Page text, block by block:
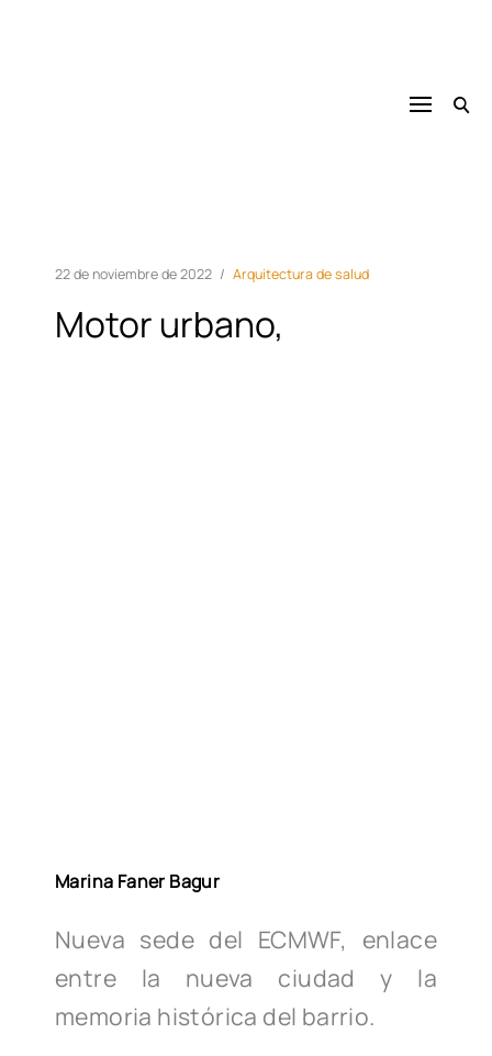
22 de noviembre de 2022 Arquitectura de salud
Motor urbano,
Marina Faner Bagur
Nueva sede del ECMWF, enlace
entre la nueva ciudad y la
memoria histórica del barrio.